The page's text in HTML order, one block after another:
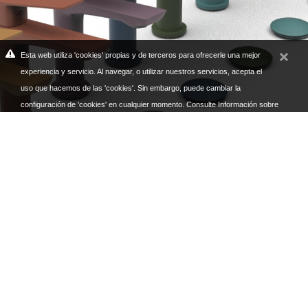
Esta web utiliza 'cookies' propias y de terceros para ofrecerle una mejor
experiencia y servicio. Al navegar, o utilizar nuestros servicios, acepta el
uso que hacemos de las 'cookies'. Sin embargo, puede cambiar la
configuración de 'cookies' en cualquier momento. Consulte Información sobre